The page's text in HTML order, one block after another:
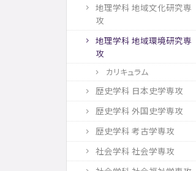
地理学科 地域文化研究専
攻
地理学科 地域環境研究専
攻
カリキュラム
歴史学科 日本史学専攻
歴史学科 外国史学専攻
歴史学科 考古学専攻
社会学科 社会学専攻